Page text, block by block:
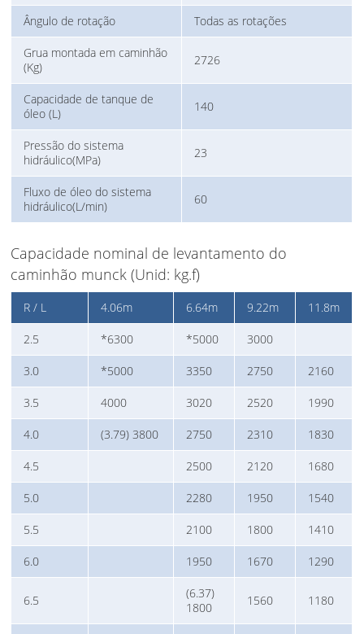
Ângulo de rotação Todas as rotações
Grua montada em caminhão
(Kg)
2726
Capacidade de tanque de
óleo (L)
140
Pressão do sistema
hidráulico(MPa)
23
Fluxo de óleo do sistema
hidráulico(L/min)
60
Capacidade nominal de levantamento do
caminhão munck (Unid: kg.f)
R / L 4.06m 6.64m 9.22m 11.8m
2.5 *6300 *5000 3000
3.0 *5000 3350 2750 2160
3.5 4000 3020 2520 1990
4.0 (3.79) 3800 2750 2310 1830
4.5 2500 2120 1680
5.0 2280 1950 1540
5.5 2100 1800 1410
6.0 1950 1670 1290
6.5
(6.37)
1800
1560 1180